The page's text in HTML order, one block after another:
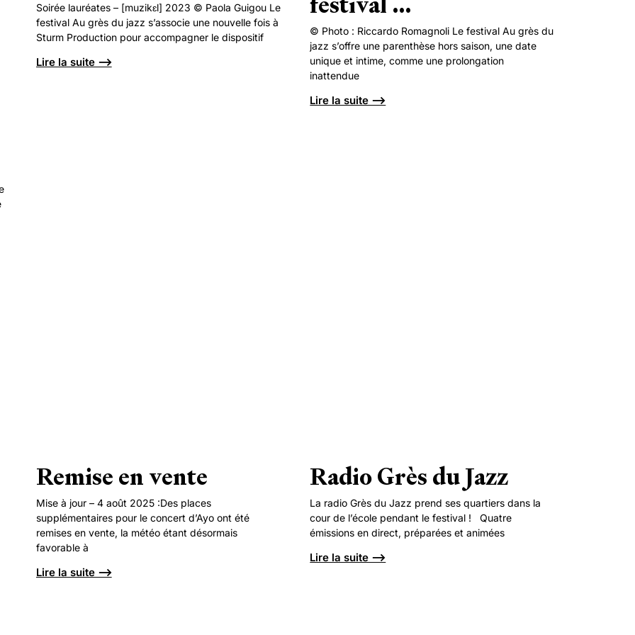
Soirée lauréates – [muzikɛl] 2023 © Paola Guigou Le
festival Au grès du jazz s’associe une nouvelle fois à
Sturm Production pour accompagner le dispositif
Lire la suite ⟶
© Photo : Riccardo Romagnoli Le festival Au grès du
jazz s’offre une parenthèse hors saison, une date
unique et intime, comme une prolongation
inattendue
Lire la suite ⟶
Remise en vente
Mise à jour – 4 août 2025 :Des places
supplémentaires pour le concert d’Ayo ont été
remises en vente, la météo étant désormais
favorable à
Lire la suite ⟶
Radio Grès du Jazz
La radio Grès du Jazz prend ses quartiers dans la
cour de l’école pendant le festival ! Quatre
émissions en direct, préparées et animées
Lire la suite ⟶